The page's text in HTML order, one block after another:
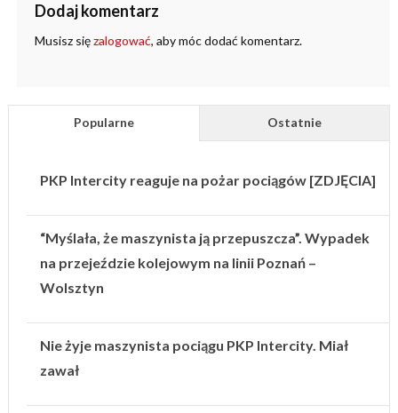
Dodaj komentarz
Musisz sięzalogować, aby móc dodać komentarz.
Popularne Ostatnie
PKP Intercity reaguje na pożar pociągów [ZDJĘCIA]
“Myślała, że maszynista ją przepuszcza”. Wypadek
na przejeździe kolejowym na linii Poznań –
Wolsztyn
Nie żyje maszynista pociągu PKP Intercity. Miał
zawał